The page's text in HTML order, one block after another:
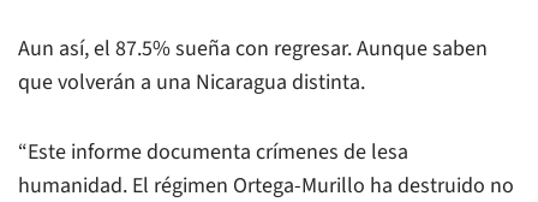
Aun así, el 87.5% sueña con regresar. Aunque saben
que volverán a una Nicaragua distinta.
“Este informe documenta crímenes de lesa
humanidad. El régimen Ortega-Murillo ha destruido no